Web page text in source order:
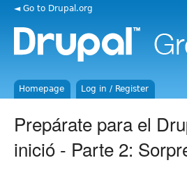
◄ Go to Drupal.org
Homepage Log in / Register
Prepárate para el
inició - Parte 2: